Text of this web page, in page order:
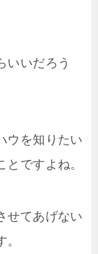
いいだろう
ウを知りたい
ですよね。
せてあげない